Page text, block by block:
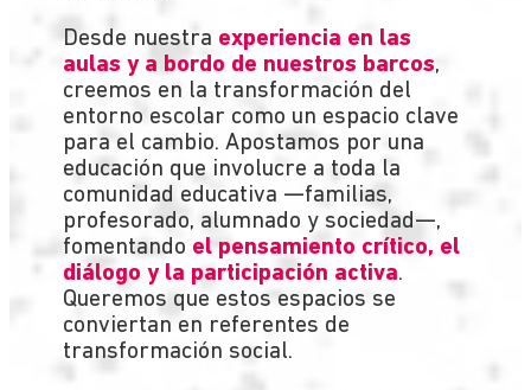
Desde nuestra experiencia en las
aulas y a bordo de nuestros barcos,
creemos en la transformación del
entorno escolar como un espacio clave
para el cambio. Apostamos por una
educación que involucre a toda la
comunidad educativa —familias,
profesorado, alumnado y sociedad—,
fomentando el pensamiento crítico, el
diálogo y la participación activa.
Queremos que estos espacios se
conviertan en referentes de
transformación social.